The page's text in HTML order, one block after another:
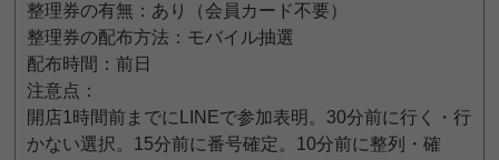
整理券の有無：あり（会員カード不要）
整理券の配布方法：モバイル抽選
配布時間：前日
注意点：
開店1時間前までにLINEで参加表明。30分前に行く・行
かない選択。15分前に番号確定。10分前に整列・確